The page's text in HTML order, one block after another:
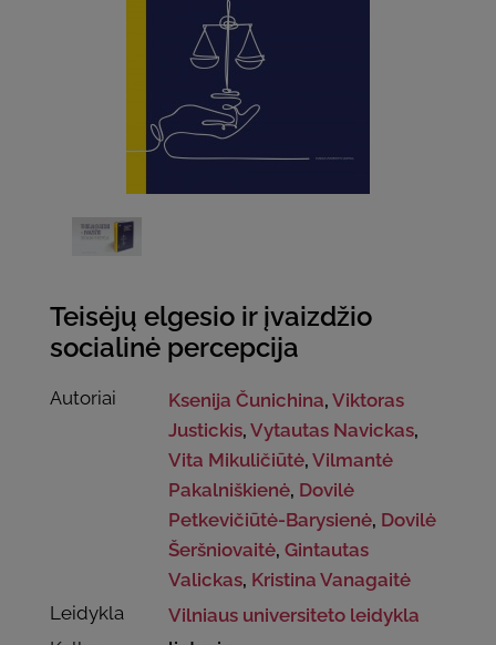
Teisėjų elgesio ir įvaizdžio
socialinė percepcija
Autoriai Ksenija Čunichina,Viktoras
Justickis,Vytautas Navickas,
Vita Mikuličiūtė,Vilmantė
Pakalniškienė, Dovilė
Petkevičiūtė-Barysienė, Dovilė
Šeršniovaitė,Gintautas
Valickas, Kristina Vanagaitė
Leidykla
Vilniaus universiteto leidykla